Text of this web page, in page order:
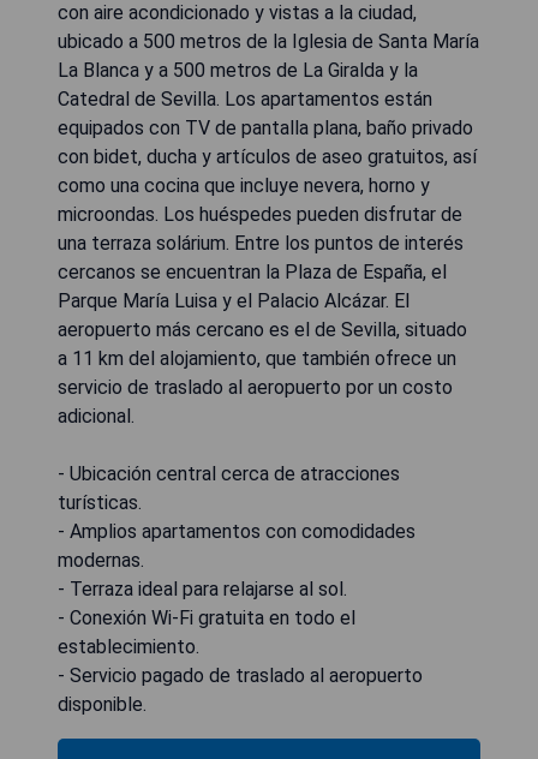
con aire acondicionado y vistas a la ciudad,
ubicado a 500 metros de la Iglesia de Santa María
La Blanca y a 500 metros de La Giralda y la
Catedral de Sevilla. Los apartamentos están
equipados con TV de pantalla plana, baño privado
con bidet, ducha y artículos de aseo gratuitos, así
como una cocina que incluye nevera, horno y
microondas. Los huéspedes pueden disfrutar de
una terraza solárium. Entre los puntos de interés
cercanos se encuentran la Plaza de España, el
Parque María Luisa y el Palacio Alcázar. El
aeropuerto más cercano es el de Sevilla, situado
a 11 km del alojamiento, que también ofrece un
servicio de traslado al aeropuerto por un costo
adicional.
- Ubicación central cerca de atracciones
turísticas.
- Amplios apartamentos con comodidades
modernas.
- Terraza ideal para relajarse al sol.
- Conexión Wi-Fi gratuita en todo el
establecimiento.
- Servicio pagado de traslado al aeropuerto
disponible.